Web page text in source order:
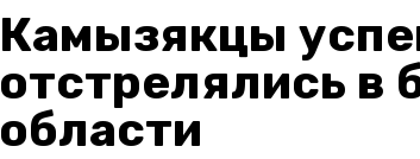
Камызякцы
отстрелялись в
области